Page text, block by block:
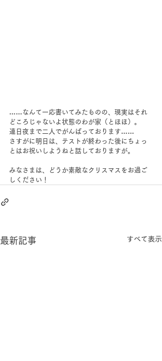
……なんて一応書いてみたものの、現実はそれ
どころじゃないよ状態のわが家（とほほ）。
連日夜まで二人でがんばっております……
さすがに明日は、テストが終わった後にちょっ
とはお祝いしようねと話しておりますが。
みなさまは、どうか素敵なクリスマスをお過ご
しください！
最新記事 すべて表示